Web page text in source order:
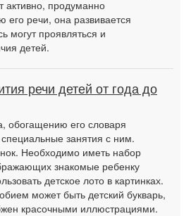
активно, продуманно
его речи, она развивается
могут проявляться и
детей.
речи детей от года до
обогащению его словаря
занятия с ним.
Необходимо иметь набор
знакомые ребенку
детское лото в картинках.
может быть детский букварь,
красочными иллюстрациями.